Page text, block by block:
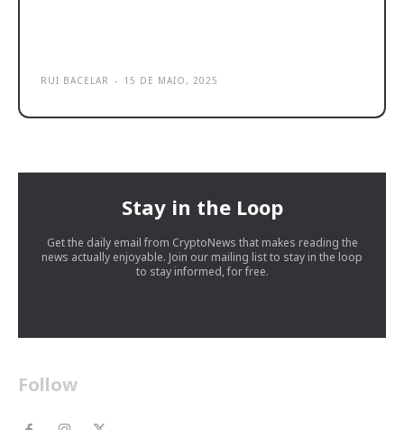
RUI BACELAR - 15 DE MAIO, 2025
Stay in the Loop
Get the daily email from CryptoNews that makes reading the
news actually enjoyable. Join our mailing list to stay in the loop
to stay informed, for free.
Follow